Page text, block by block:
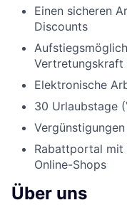
Einen sicheren
Discounts
Vertretungskraft
Elektronische
30 Urlaubstage
Rabattportal mit
Online-Shops
Über uns